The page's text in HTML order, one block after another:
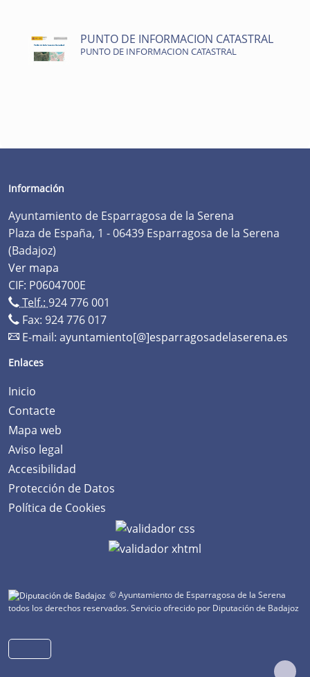
PUNTO DE INFORMACION CATASTRAL
PUNTO DE INFORMACION CATASTRAL
Información
Ayuntamiento de Esparragosa de la Serena
Plaza de España, 1 - 06439 Esparragosa de la Serena
(Badajoz)
Ver mapa
CIF: P0604700E
Telf.: 924 776 001
Fax: 924 776 017
E-mail: ayuntamiento[@]esparragosadelaserena.es
Enlaces
Inicio
Contacte
Mapa web
Aviso legal
Accesibilidad
Protección de Datos
Política de Cookies
© Ayuntamiento de Esparragosa de la Serena
todos los derechos reservados.Servicio ofrecido por Diputación de Badajoz